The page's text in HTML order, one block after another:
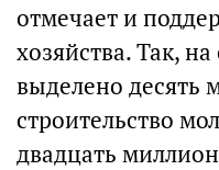
отмечает и
хозяйства. Так,
выделено десять
строительство
двадцать